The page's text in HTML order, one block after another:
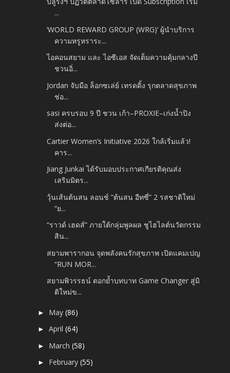
...
‘WORLD REWARD GROUP (WRG)’ ผู้นำบริการ
ความหรูหราระ...
ไอคอนสยาม และ ไอซีเอส จัดเต็มความคุ้มกลางปี
ชวนอิ่...
Jordan จับมือ ล็อกซเล่ย์ เทรดดิ้ง รุกตลาดสุขภาพ
ช่อ...
sasi ครบรอบ 9 ปี ชวน เก้า–PROXIE–เก่งน้ำปิง
ส่งต่อ...
Cartier Women’s Initiative 2026 ใกล้เริ่มแล้ว!
คาร...
Jiang Junkai ได้รับมอบประกาศเกียรติคุณส่ง
เสริมมิตร...
วุ้นเส้นต้นสน ลอนช์ “ต้นสน อีทซี่” 2 รสชาติใหม่
“ย...
“ราวด์ เฮดส์” ภายใต้กลุ่มพูลผล ชูไฮไลต์นวัตกรรม
สิน...
สยามพารากอน จุดพลังคนรักสุขภาพ เปิดแคมเปญ
“RUN MOR...
สยามพิวรรธน์ ตอกย้ำบทบาท Game Changer สู่มิ
ติใหม่ข...
► May(86)
►April(64)
► March(58)
► February(55)